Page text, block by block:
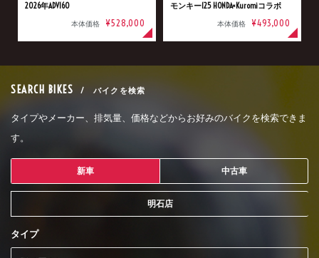
2026年ADV160
本体価格 ¥528,000
モンキー125 HONDA×Kuromiコラボ
本体価格 ¥493,000
SEARCH BIKES / バイクを検索
タイプやメーカー、排気量、価格などからお好みのバイクを検索できま
す。
新車 中古車
明石店
タイプ